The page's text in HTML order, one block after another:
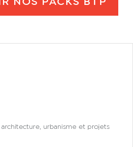
NOS PACKS BTP
architecture, urbanisme et projets